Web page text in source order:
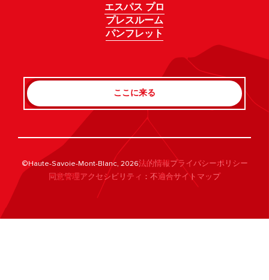
エスパス プロ
プレスルーム
パンフレット
ここに来る
©Haute-Savoie-Mont-Blanc, 2026法的情報プライバシーポリシー
同意管理アクセシビリティ：不適合サイトマップ